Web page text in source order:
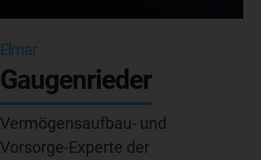
Elmar
Gaugenrieder
Vermögensaufbau- und
Vorsorge-Experte der